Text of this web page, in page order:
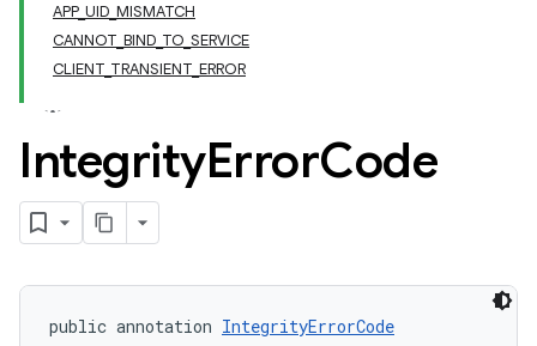
APP_UID_MISMATCH
CANNOT_BIND_TO_SERVICE
CLIENT_TRANSIENT_ERROR
IntegrityErrorCode
public annotation IntegrityErrorCode